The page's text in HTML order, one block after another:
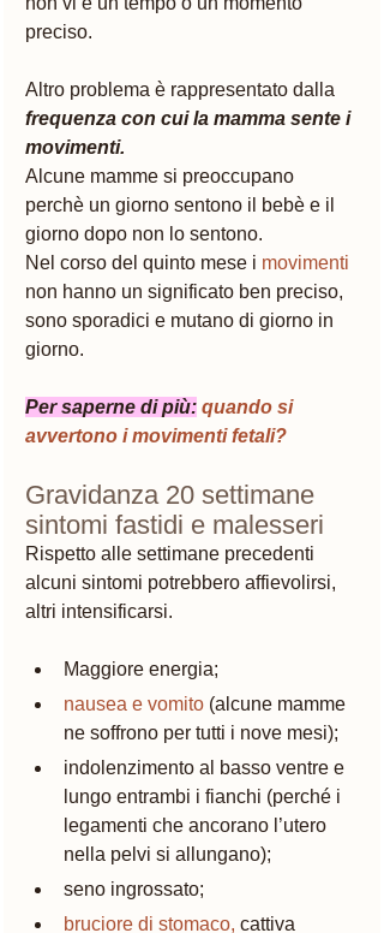
preciso.
Altro problema è rappresentato dalla
frequenza con cui la mamma sente i
movimenti.
Alcune mamme si preoccupano
perchè un giorno sentono il bebè e il
giorno dopo non lo sentono.
Nel corso del quinto mese i movimenti
non hanno un significato ben preciso,
sono sporadici e mutano di giorno in
giorno.
Per saperne di più: quando si
avvertono i movimenti fetali?
Gravidanza 20 settimane
sintomi fastidi e malesseri
Rispetto alle settimane precedenti
alcuni sintomi potrebbero affievolirsi,
altri intensificarsi.
Maggiore energia;
nausea e vomito (alcune mamme
ne soffrono per tutti i nove mesi);
indolenzimento al basso ventre e
lungo entrambi i fianchi (perché i
legamenti che ancorano l’utero
nella pelvi si allungano);
seno ingrossato;
bruciore di stomaco, cattiva